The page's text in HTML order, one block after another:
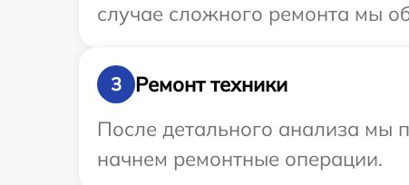
случае сложного ремонта мы
3
Ремонт техники
После детального анализа мы
начнем ремонтные операции.